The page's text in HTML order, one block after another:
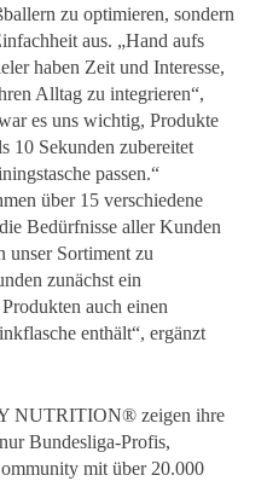
zu optimieren, sondern
aus. „Hand aufs
haben Zeit und Interesse,
Alltag zu integrieren“,
es uns wichtig, Produkte
10 Sekunden zubereitet
passen.“
über 15 verschiedene
Bedürfnisse aller Kunden
unser Sortiment zu
zunächst ein
auch einen
enthält“, ergänzt
NUTRITION® zeigen ihre
Bundesliga-Profis,
mit über 20.000